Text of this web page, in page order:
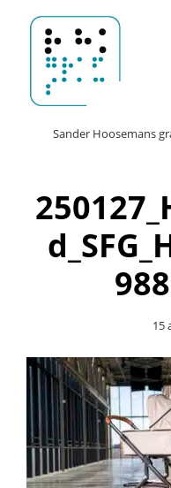
naar
de
hoofd
inhoud
Sander
HeaderSander Hoosemans
15